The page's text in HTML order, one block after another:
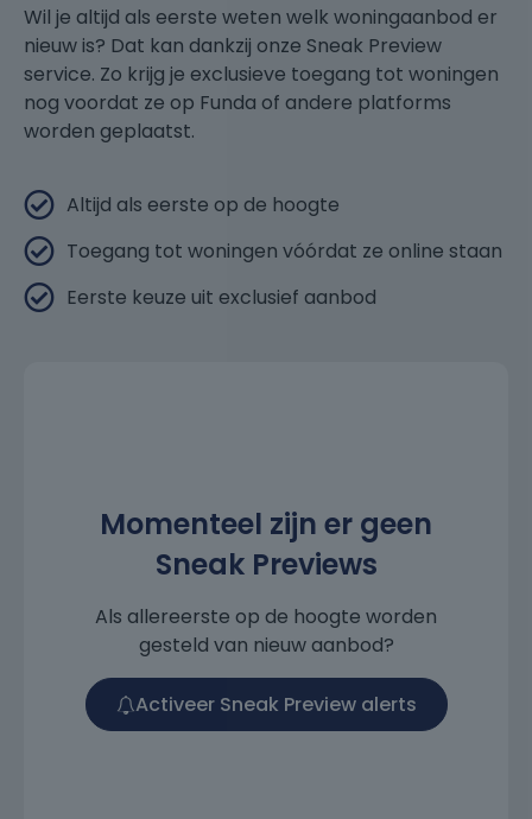
Wil je altijd als eerste weten welk woningaanbod er
nieuw is? Dat kan dankzij onze Sneak Preview
service. Zo krijg je exclusieve toegang tot woningen
nog voordat ze op Funda of andere platforms
worden geplaatst.
Altijd als eerste op de hoogte
Toegang tot woningen vóórdat ze online staan
Eerste keuze uit exclusief aanbod
Momenteel zijn er geen
Sneak Previews
Als allereerste op de hoogte worden
gesteld van nieuw aanbod?
Activeer Sneak Preview alerts